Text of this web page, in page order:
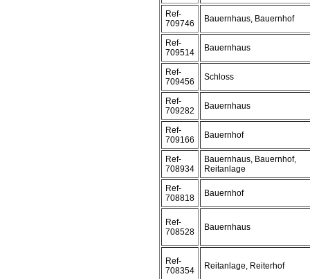
Ref-
709746
Bauernhaus, Bauernhof
Ref-
709514
Bauernhaus
Ref-
709456
Schloss
Ref-
709282
Bauernhaus
Ref-
709166
Bauernhof
Ref-
708934
Bauernhaus, Bauernhof,
Reitanlage
Ref-
708818
Bauernhof
Ref-
708528
Bauernhaus
Ref-
708354
Reitanlage, Reiterhof